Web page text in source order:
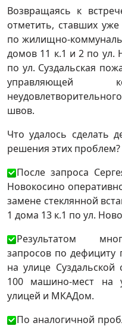
Возвращаясь к
отметить, ставших
по жилищно-
домов 11 к.1 и 2 по ул.
по ул. Суздальская
управляющей
швов.
Что удалось сделать
решения этих проблем?
После запроса
Новокосино
замене стеклянной
1 дома 13 к.1 по ул.
Результатом
запросов по дефициту
на улице Суздальской
100 машино-мест на
улицей и МКАДом.
По аналогичной